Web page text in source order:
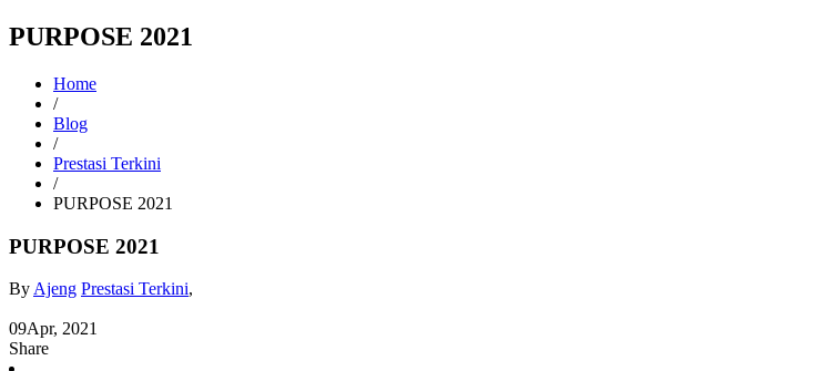
PURPOSE 2021
Home
/
Blog
/
Prestasi Terkini
/
PURPOSE 2021
PURPOSE 2021
By Ajeng Prestasi Terkini,
09Apr, 2021
Share